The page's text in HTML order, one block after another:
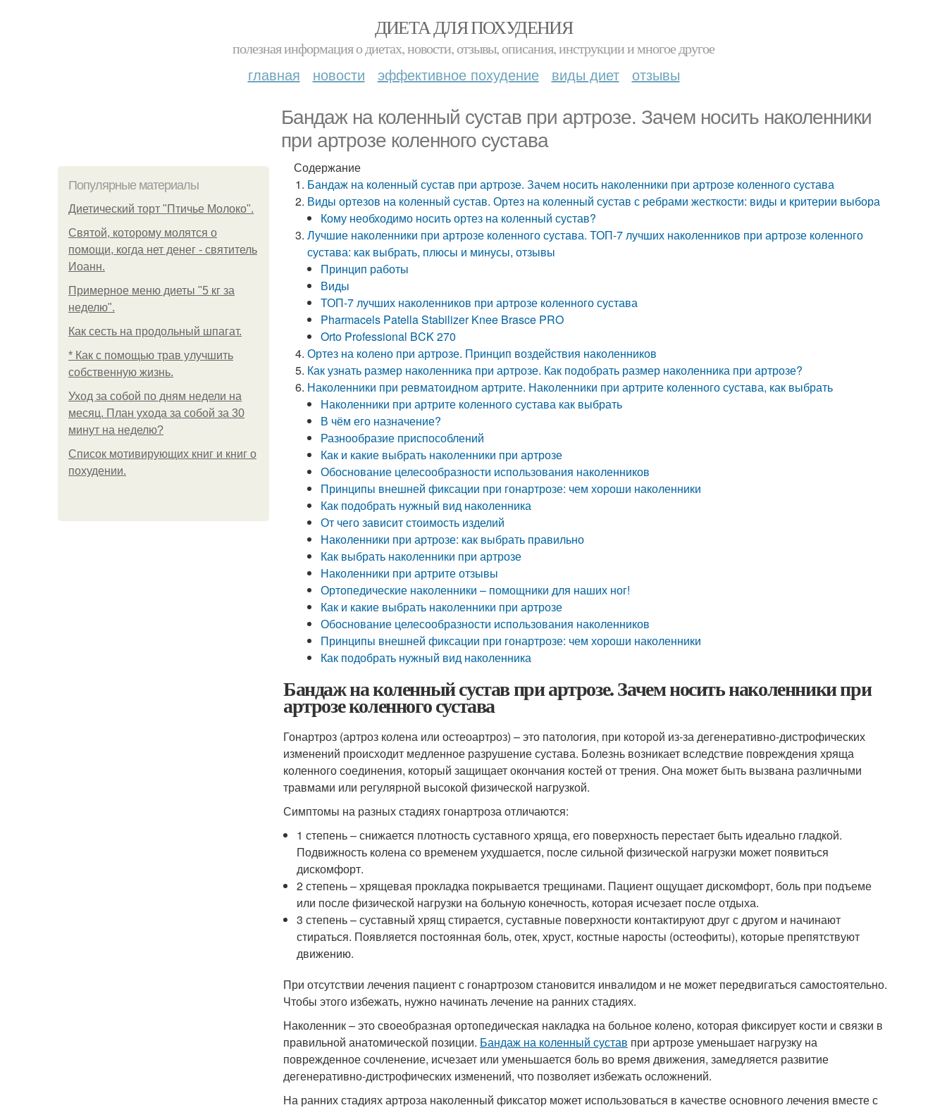
ДИЕТА ДЛЯ ПОХУДЕНИЯ
полезная информация о диетах, новости, отзывы, описания, инструкции и многое другое
главная новости эффективное похудение виды диет отзывы
Бандаж на коленный сустав при артрозе. Зачем носить наколенники
при артрозе коленного сустава
Популярные материалы
Диетический торт "Птичье Молоко".
Святой, которому молятся о
помощи, когда нет денег - святитель
Иоанн.
Примерное меню диеты "5 кг за
неделю".
Как сесть на продольный шпагат.
* Как с помощью трав улучшить
собственную жизнь.
Уход за собой по дням недели на
месяц. План ухода за собой за 30
минут на неделю?
Список мотивирующих книг и книг о
похудении.
Содержание
Бандаж на коленный сустав при артрозе. Зачем носить наколенники при артрозе коленного сустава
Виды ортезов на коленный сустав. Ортез на коленный сустав с ребрами жесткости: виды и критерии выбора
Кому необходимо носить ортез на коленный сустав?
Лучшие наколенники при артрозе коленного сустава. ТОП-7 лучших наколенников при артрозе коленного
сустава: как выбрать, плюсы и минусы, отзывы
Принцип работы
Виды
ТОП-7 лучших наколенников при артрозе коленного сустава
Pharmacels Patella Stabilizer Knee Brasce PRO
Orto Professional BCK 270
Ортез на колено при артрозе. Принцип воздействия наколенников
Как узнать размер наколенника при артрозе. Как подобрать размер наколенника при артрозе?
Наколенники при ревматоидном артрите. Наколенники при артрите коленного сустава, как выбрать
Наколенники при артрите коленного сустава как выбрать
В чём его назначение?
Разнообразие приспособлений
Как и какие выбрать наколенники при артрозе
Обоснование целесообразности использования наколенников
Принципы внешней фиксации при гонартрозе: чем хороши наколенники
Как подобрать нужный вид наколенника
От чего зависит стоимость изделий
Наколенники при артрозе: как выбрать правильно
Как выбрать наколенники при артрозе
Наколенники при артрите отзывы
Ортопедические наколенники – помощники для наших ног!
Как и какие выбрать наколенники при артрозе
Обоснование целесообразности использования наколенников
Принципы внешней фиксации при гонартрозе: чем хороши наколенники
Как подобрать нужный вид наколенника
Бандаж на коленный сустав при артрозе. Зачем носить наколенники при
артрозе коленного сустава
Гонартроз (артроз колена или остеоартроз) – это патология, при которой из-за дегенеративно-дистрофических
изменений происходит медленное разрушение сустава. Болезнь возникает вследствие повреждения хряща
коленного соединения, который защищает окончания костей от трения. Она может быть вызвана различными
травмами или регулярной высокой физической нагрузкой.
Симптомы на разных стадиях гонартроза отличаются:
1 степень – снижается плотность суставного хряща, его поверхность перестает быть идеально гладкой.
Подвижность колена со временем ухудшается, после сильной физической нагрузки может появиться
дискомфорт.
2 степень – хрящевая прокладка покрывается трещинами. Пациент ощущает дискомфорт, боль при подъеме
или после физической нагрузки на больную конечность, которая исчезает после отдыха.
3 степень – суставный хрящ стирается, суставные поверхности контактируют друг с другом и начинают
стираться. Появляется постоянная боль, отек, хруст, костные наросты (остеофиты), которые препятствуют
движению.
При отсутствии лечения пациент с гонартрозом становится инвалидом и не может передвигаться самостоятельно.
Чтобы этого избежать, нужно начинать лечение на ранних стадиях.
Наколенник – это своеобразная ортопедическая накладка на больное колено, которая фиксирует кости и связки в
правильной анатомической позиции. Бандаж на коленный сустав при артрозе уменьшает нагрузку на
поврежденное сочленение, исчезает или уменьшается боль во время движения, замедляется развитие
дегенеративно-дистрофических изменений, что позволяет избежать осложнений.
На ранних стадиях артроза наколенный фиксатор может использоваться в качестве основного лечения вместе с